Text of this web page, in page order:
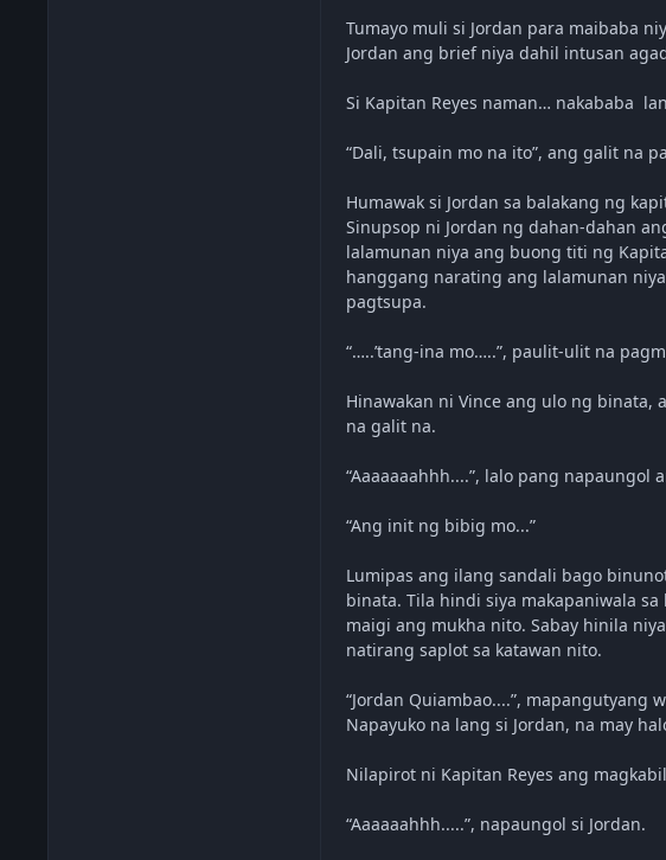
Tumayo muli si Jordan para maibaba
Jordan ang brief niya dahil intusan
Si Kapitan Reyes naman… nakababa
“Dali, tsupain mo na ito”, ang galit na
Humawak si Jordan sa balakang ng
Sinupsop ni Jordan ng dahan-dahan
lalamunan niya ang buong titi ng
hanggang narating ang lalamunan
pagtsupa.
“…..’tang-ina mo…..”, paulit-ulit na
Hinawakan ni Vince ang ulo ng
na galit na.
“Aaaaaaahhh....”, lalo pang
“Ang init ng bibig mo...”
Lumipas ang ilang sandali bago
binata. Tila hindi siya makapaniwala
maigi ang mukha nito. Sabay hinila
natirang saplot sa katawan nito.
“Jordan Quiambao....”, mapangutyang
Napayuko na lang si Jordan, na may
Nilapirot ni Kapitan Reyes ang
“Aaaaaahhh.....”, napaungol si Jordan.